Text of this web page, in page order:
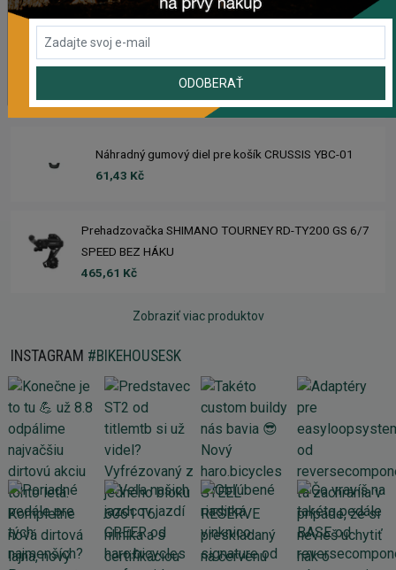
2 223,62 Kč
Rebuild kit pedálov CHROMAG SYNTH
Náhradný gumový diel pre košík CRUSSIS YBC-01
61,43 Kč
Prehadzovačka SHIMANO TOURNEY RD-TY200 GS 6/7
SPEED BEZ HÁKU
465,61 Kč
Zobraziť viac produktov
INSTAGRAM #BIKEHOUSESK
ODOBERAŤ